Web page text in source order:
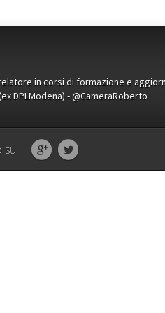
in corsi di formazione e
DPLModena) - @CameraRoberto
su